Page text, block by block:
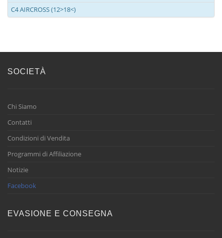
C4 AIRCROSS (12>18<)
SOCIETÀ
Chi Siamo
Contatti
Condizioni di Vendita
Programmi di Affiliazione
Notizie
Facebook
EVASIONE E CONSEGNA